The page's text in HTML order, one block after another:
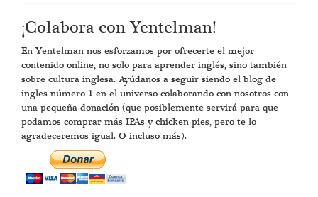
¡Colabora con Yentelman!
En Yentelman nos esforzamos por ofrecerte el mejor
contenido online, no solo para aprender inglés, sino también
sobre cultura inglesa. Ayúdanos a seguir siendo el blog de
ingles número 1 en el universo colaborando con nosotros con
una pequeña donación (que posiblemente servirá para que
podamos comprar más IPAs y chicken pies, pero te lo
agradeceremos igual. O incluso más).